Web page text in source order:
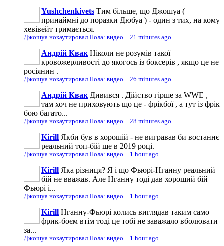
Yushchenkivets Тим більше, що Джошуа (
принаймні до поразки Дюбуа ) - один з тих, на кому
хевівейт тримається.
Джошуа нокаутировал Пола: видео · 21 minutes ago
Андрій Квак Ніколи не розумів такої
кровожерливості до якогось із боксерів , якщо це не
росіянин .
Джошуа нокаутировал Пола: видео · 26 minutes ago
Андрій Квак Дивився . Дійство гірше за WWE ,
там хоч не приховують що це - фрікбої , а тут із фрік
бою багато...
Джошуа нокаутировал Пола: видео · 28 minutes ago
Kirill Якби був в хорошій - не вигравав би востаннє
реальний топ-бій ще в 2019 році.
Джошуа нокаутировал Пола: видео · 1 hour ago
Kirill Яка різниця? Я і що Фьюрі-Нганну реальний
бій не вважав. Але Нганну тоді дав хороший бій
Фьюрі і...
Джошуа нокаутировал Пола: видео · 1 hour ago
Kirill Нганну-Фьюрі колись виглядав таким само
фрик-боєм втім тоді це тобі не заважало вболювати
за...
Джошуа нокаутировал Пола: видео · 1 hour ago